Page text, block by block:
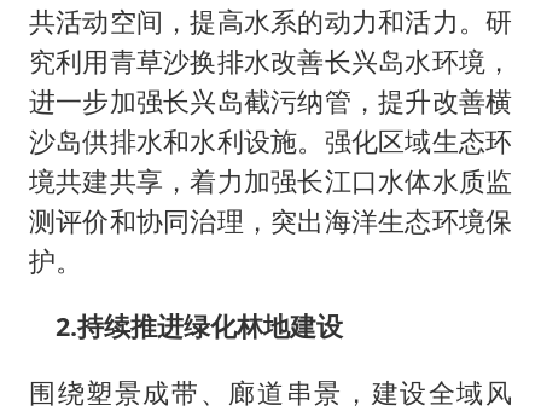
共活动空间，提高水系的动力和活力。研
究利用青草沙换排水改善长兴岛水环境，
进一步加强长兴岛截污纳管，提升改善横
沙岛供排水和水利设施。强化区域生态环
境共建共享，着力加强长江口水体水质监
测评价和协同治理，突出海洋生态环境保
护。
2.持续推进绿化林地建设
围绕塑景成带、廊道串景，建设全域风